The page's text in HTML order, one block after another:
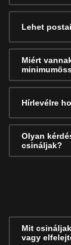
Lehet
Miért
Hírlevélre
Olyan
csináljak?
Mit
vagy